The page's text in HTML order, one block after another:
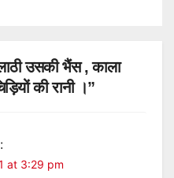
उसकी भैंस , काला
की रानी ।”
at 3:29 pm